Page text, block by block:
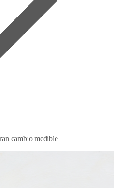
cambio medible